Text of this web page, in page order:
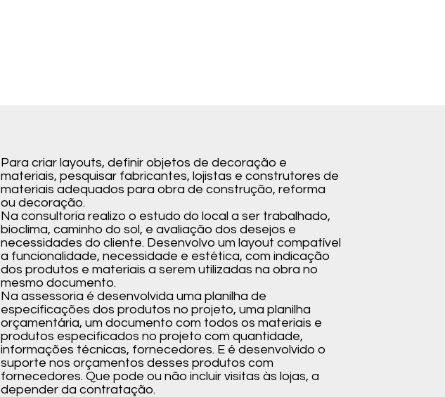
Para criar layouts, definir objetos de decoração e
materiais, pesquisar fabricantes, lojistas e construtores de
materiais adequados para obra de construção, reforma
ou decoração.
Na consultoria realizo o estudo do local a ser trabalhado,
bioclima, caminho do sol, e avaliação dos desejos e
necessidades do cliente. Desenvolvo um layout compatível
a funcionalidade, necessidade e estética, com indicação
dos produtos e materiais a serem utilizadas na obra no
mesmo documento.
Na assessoria é desenvolvida uma planilha de
especificações dos produtos no projeto, uma planilha
orçamentária, um documento com todos os materiais e
produtos especificados no projeto com quantidade,
informações técnicas, fornecedores. E é desenvolvido o
suporte nos orçamentos desses produtos com
fornecedores. Que pode ou não incluir visitas às lojas, a
depender da contratação.